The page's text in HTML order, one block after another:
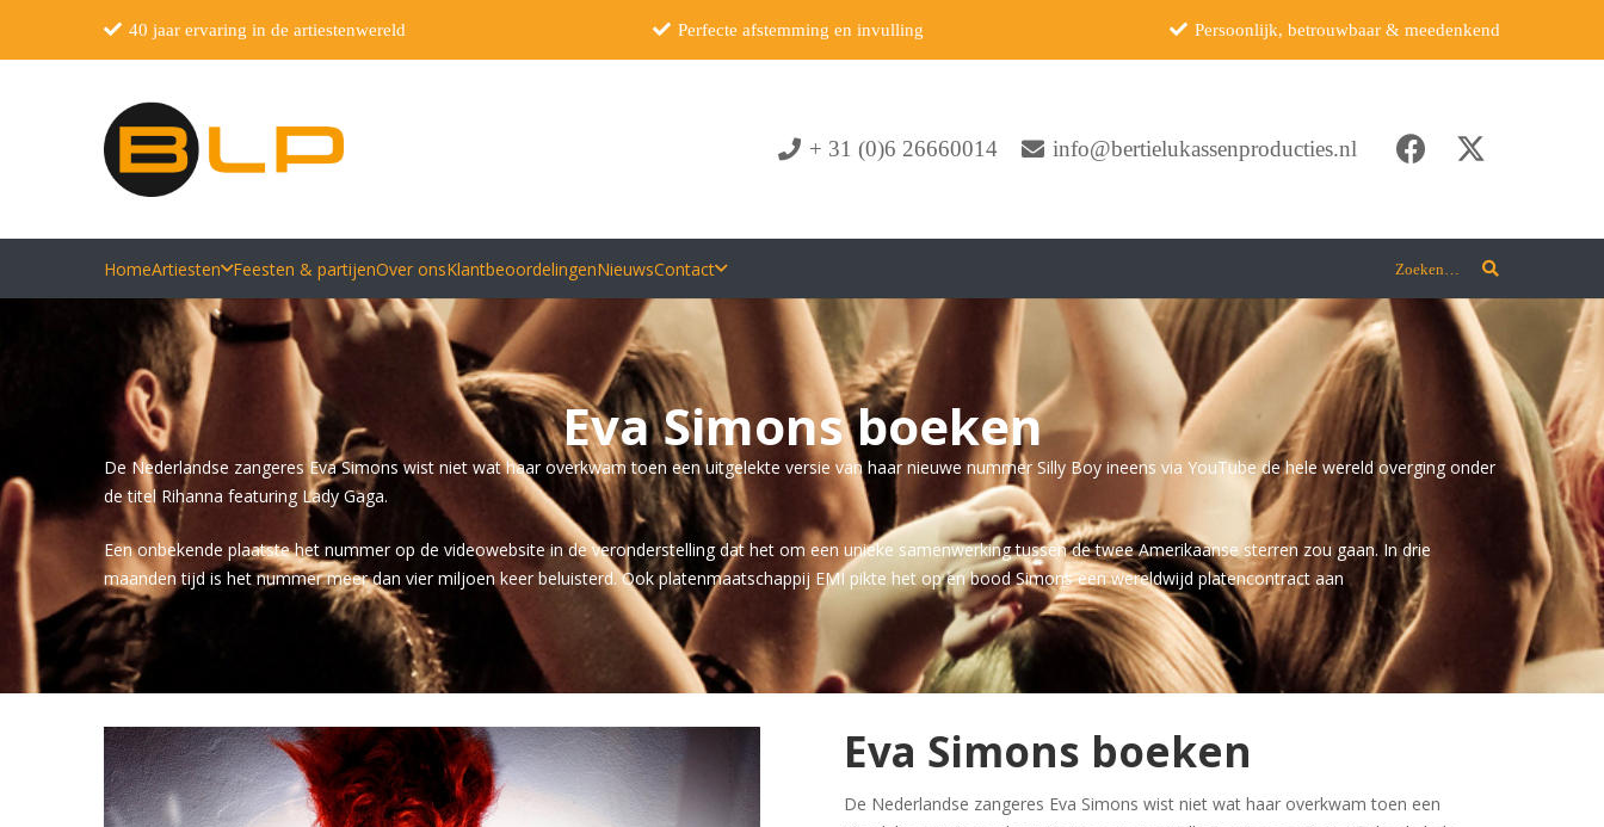
40 jaar ervaring in de artiestenwereld Perfecte afstemming en invulling Persoonlijk, betrouwbaar & meedenkend
+ 31 (0)6 26660014 info@bertielukassenproducties.nl
HomeArtiesten Feesten & partijenOver onsKlantbeoordelingenNieuwsContact Zoeken…
Eva Simons boeken
De Nederlandse zangeres Eva Simons wist niet wat haar overkwam toen een uitgelekte versie van haar nieuwe nummer Silly Boy ineens via YouTube de hele wereld overging onder
de titel Rihanna featuring Lady Gaga.
Een onbekende plaatste het nummer op de videowebsite in de veronderstelling dat het om een unieke samenwerking tussen de twee Amerikaanse sterren zou gaan. In drie
maanden tijd is het nummer meer dan vier miljoen keer beluisterd. Ook platenmaatschappij EMI pikte het op en bood Simons een wereldwijd platencontract aan
Eva Simons boeken
De Nederlandse zangeres Eva Simons wist niet wat haar overkwam toen een